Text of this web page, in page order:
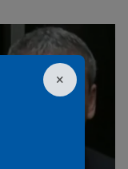
×